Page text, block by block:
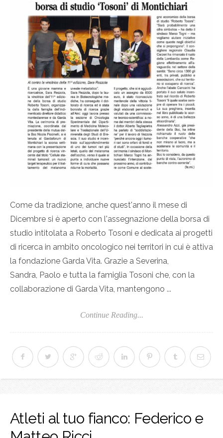
Come da tradizione, anche quest'anno il mese di
Dicembre si è aperto con l'assegnazione della borsa di
studio intitolata a Roberto Tosoni e dedicata ai progetti
di ricerca in ambito oncologico nei territori in cui è attiva
la fondazione Garda Vita. Grazie a Severina,
Sandra, Paolo e tutta la famiglia Tosoni che, con la
collaborazione di Garda Vita, mantengono ...
Continue Reading...
Atleti al tuo fianco: Federico e